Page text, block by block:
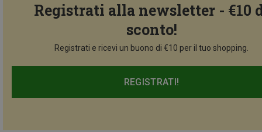
Registrati alla newsletter - €10
sconto!
Registrati e ricevi un buono di €10 per il tuo shopping.
REGISTRATI!